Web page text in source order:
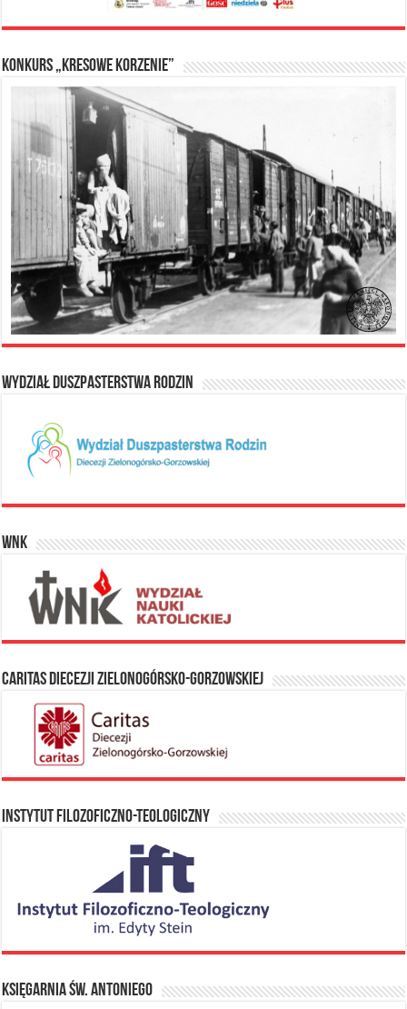
Konkurs „Kresowe Korzenie”
Wydział Duszpasterstwa Rodzin
WNK
Caritas Diecezji Zielonogórsko-Gorzowskiej
Instytut Filozoficzno-Teologiczny
Księgarnia Św. Antoniego